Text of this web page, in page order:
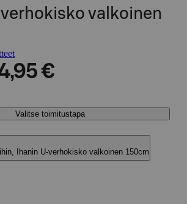
verhokisko valkoinen
€
Valitse toimitustapa
Ihanin U-verhokisko valkoinen 150cm